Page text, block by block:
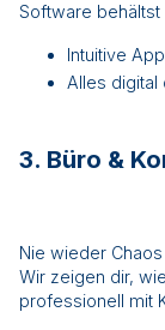
Software behältst
Intuitive
Alles digital
3. Büro &
Nie wieder
Wir zeigen dir,
professionell mit